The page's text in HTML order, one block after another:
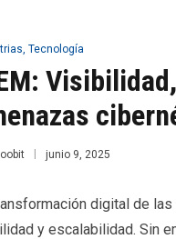
,Tecnología
junio 9, 2025
digital de
y escalabilidad. Sin